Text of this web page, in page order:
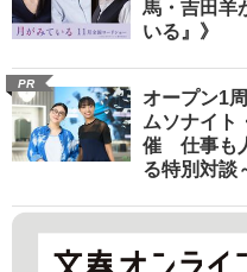
馬・吉田羊
いる』》
PR
オープン1
ムソナイト
催 仕事も
る特別対談